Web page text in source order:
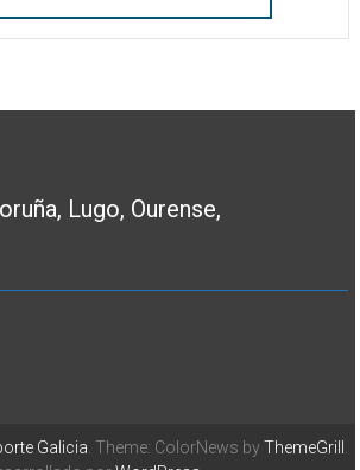
Lugo, Ourense,
Galicia . Theme: ColorNews byThemeGrill